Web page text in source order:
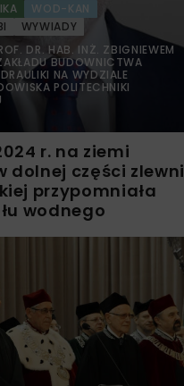
WOD-KAN
WYWIADY
DR. HAB. INŻ. ZBIGNIEWEM
BUDOWNICTWA
NA WYDZIALE
POLITECHNIKI
r. na ziemi
dolnej części zlewni
przypomniała
wodnego